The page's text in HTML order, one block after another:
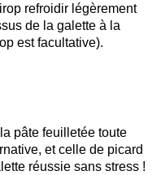
refroidir légèrement
de la galette à la
est facultative).
pâte feuilletée toute
et celle de picard
réussie sans stress !